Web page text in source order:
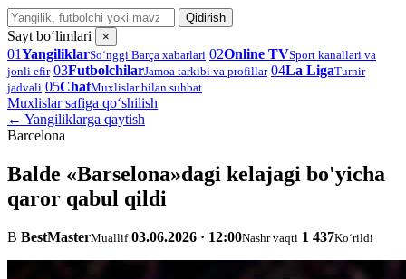
Qidirish
Sayt bo‘limlari ×
01YangiliklarSo‘nggi Barça xabarlari 02Online TVSport kanallari va
jonli efir 03FutbolchilarJamoa tarkibi va profillar 04La LigaTurnir
jadvali 05ChatMuxlislar bilan suhbat
Muxlislar safiga qo‘shilish
← Yangiliklarga qaytish
Barcelona
Balde «Barselona»dagi kelajagi bo'yicha
qaror qabul qildi
B BestMasterMuallif 03.06.2026 · 12:00Nashr vaqti 1 437Ko‘rildi